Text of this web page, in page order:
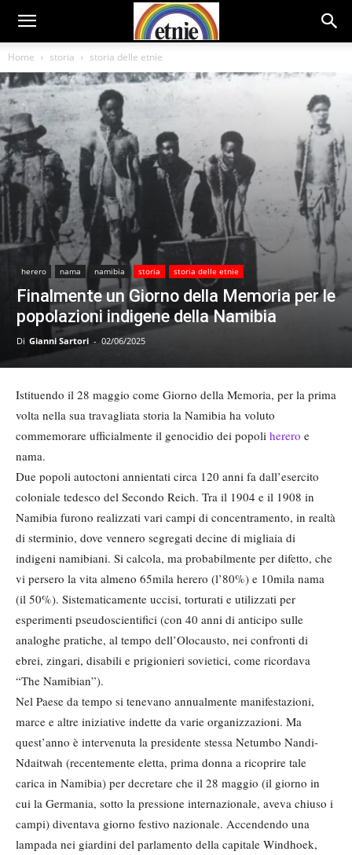
Home storia storia delle etnie
herero nama namibia storia storia delle etnie
Finalmente un Giorno della Memoria per le
popolazioni indigene della Namibia
Di Gianni Sartori - 02/06/2025
Istituendo il 28 maggio come Giorno della Memoria, per la prima
volta nella sua travagliata storia la Namibia ha voluto
commemorare ufficialmente il genocidio dei popoli herero e
nama.
Due popoli autoctoni annientati circa 120 anni fa dall’esercito
coloniale tedesco del Secondo Reich. Tra il 1904 e il 1908 in
Namibia furono realizzati vari campi di concentramento, in realtà
di sterminio, dove vennero segregati decine di migliaia di
indigeni namibiani. Si calcola, ma probabilmente per difetto, che
vi persero la vita almeno 65mila herero (l’80%) e 10mila nama
(il 50%). Sistematicamente uccisi, torturati e utilizzati per
esperimenti pseudoscientifici (con 40 anni di anticipo sulle
analoghe pratiche, al tempo dell’Olocausto, nei confronti di
ebrei, zingari, disabili e prigionieri sovietici, come ricordava
“The Namibian”).
Nel Paese da tempo si tenevano annualmente manifestazioni,
marce e altre iniziative indette da varie organizzazioni. Ma
quest’anno è intervenuta la presidente stessa Netumbo Nandi-
Ndaitwah (recentemente eletta, prima donna a ricoprire tale
carica in Namibia) per decretare che il 28 maggio (il giorno in
cui la Germania, sotto la pressione internazionale, aveva chiuso i
campi) diventava giorno festivo nazionale. Accendendo una
lampada nei giardini del parlamento della capitale Windhoek,